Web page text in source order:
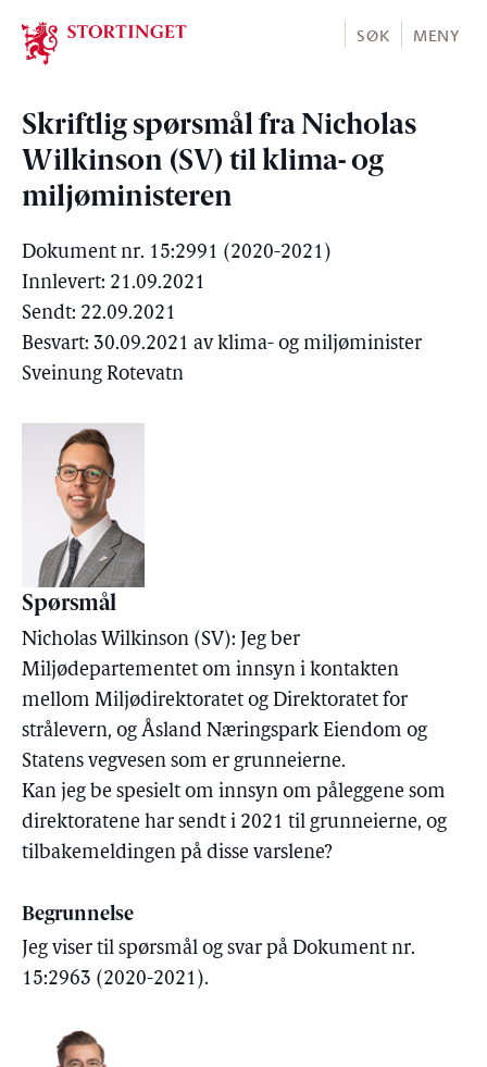
Stortinget.no
SØK MENY
Skriftlig spørsmål fra Nicholas
Wilkinson (SV) til klima- og
miljøministeren
Dokument nr. 15:2991 (2020-2021)
Innlevert: 21.09.2021
Sendt: 22.09.2021
Besvart: 30.09.2021 av klima- og miljøminister
Sveinung Rotevatn
Spørsmål
Nicholas Wilkinson (SV): Jeg ber
Miljødepartementet om innsyn i kontakten
mellom Miljødirektoratet og Direktoratet for
strålevern, og Åsland Næringspark Eiendom og
Statens vegvesen som er grunneierne.
Kan jeg be spesielt om innsyn om påleggene som
direktoratene har sendt i 2021 til grunneierne, og
tilbakemeldingen på disse varslene?
Begrunnelse
Jeg viser til spørsmål og svar på Dokument nr.
15:2963 (2020-2021).